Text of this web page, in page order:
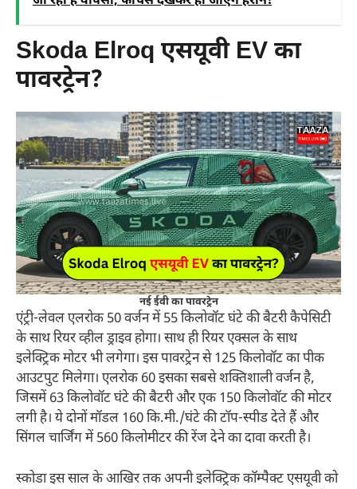
Skoda Elroq एसयूवी EV का
पावरट्रेन?
नई ईवी का पावरट्रेन
एंट्री-लेवल एलरोक 50 वर्जन में 55 किलोवॉट घंटे की बैटरी कैपेसिटी
के साथ रियर व्हील ड्राइव होगा। साथ ही रियर एक्सल के साथ
इलेक्ट्रिक मोटर भी लगेगा। इस पावरट्रेन से 125 किलोवॉट का पीक
आउटपुट मिलेगा। एलरोक 60 इसका सबसे शक्तिशाली वर्जन है,
जिसमें 63 किलोवॉट घंटे की बैटरी और एक 150 किलोवॉट की मोटर
लगी है। ये दोनों मॉडल 160 कि.मी./घंटे की टॉप-स्पीड देते हैं और
सिंगल चार्जिंग में 560 किलोमीटर की रेंज देने का दावा करती है।
स्कोडा इस साल के आखिर तक अपनी इलेक्ट्रिक कॉम्पैक्ट एसयूवी को